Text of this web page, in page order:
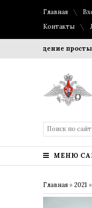
Главная
Контакты
Соблюдение простых
МЕНЮ
Главная »2021 »